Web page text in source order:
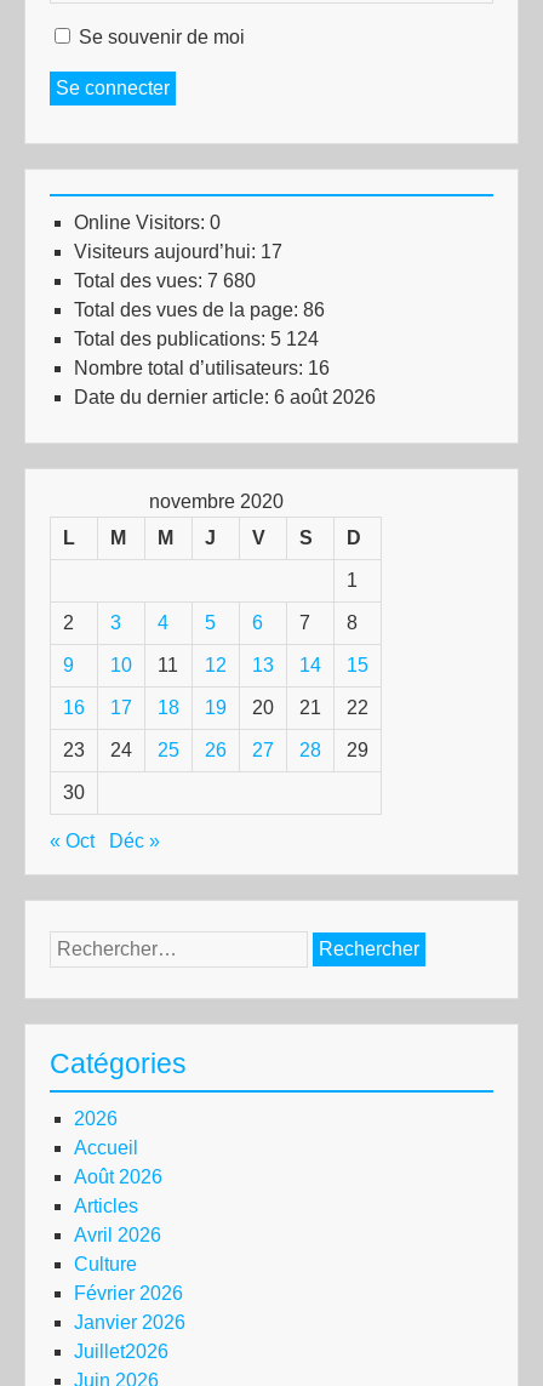
Se souvenir de moi
Se connecter
Online Visitors: 0
Visiteurs aujourd’hui: 17
Total des vues: 7 680
Total des vues de la page: 86
Total des publications: 5 124
Nombre total d’utilisateurs: 16
Date du dernier article: 6 août 2026
novembre 2020
L
M M J V S D
1
2 3 4 5 6 7 8
9 10 11 12 13 14 15
16 17 18 19 20 21 22
23 24 25 26 27 28 29
30
« Oct Déc »
Rechercher :
Catégories
2026
Accueil
Août 2026
Articles
Avril 2026
Culture
Février 2026
Janvier 2026
Juillet2026
Juin 2026